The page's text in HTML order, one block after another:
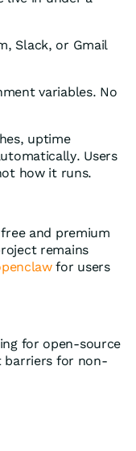
Slack, or Gmail
variables. No
uptime
Users
how it runs.
and premium
remains
for users
for open-source
barriers for non-